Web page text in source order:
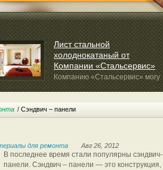
Лист стальной
холоднокатаный от
Компании «Стальсервис»
Компанию «Стальсервис» могу
с самой...
Сэндвич – панели
для ремонта Авг 26, 2012
В последнее время стали популярны сэндвич-
панели. Сэндвич – панели — это конструкция,